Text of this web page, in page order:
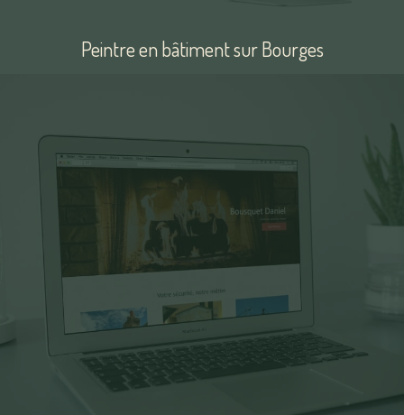
site
Peintre en bâtiment sur Bourges
Les Petites Mains du Limousin